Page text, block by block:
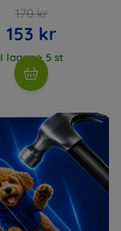
170 kr
153 kr
I lager > 5 st